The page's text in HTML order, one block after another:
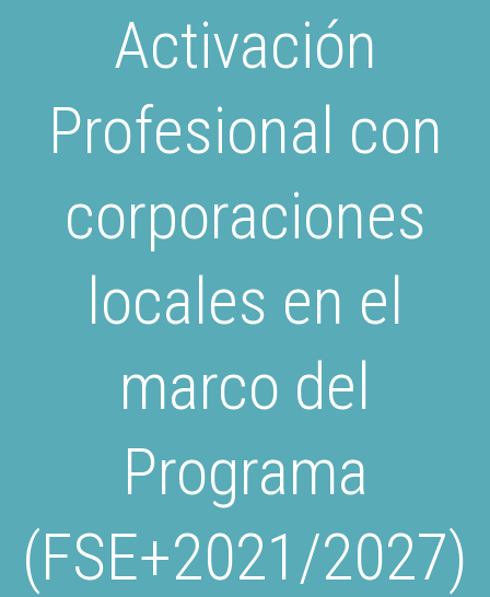
Activación
Profesional con
corporaciones
locales en el
marco del
Programa
(FSE+2021/2027)